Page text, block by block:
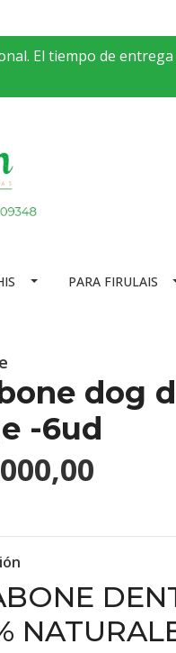
El tiempo de
PARA FIRULAIS
dog
-6ud